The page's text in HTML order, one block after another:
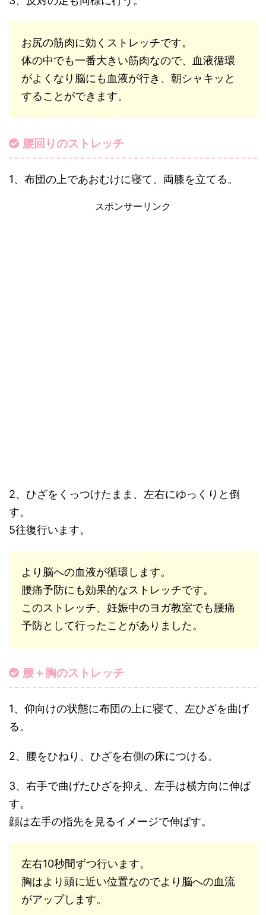
お尻の筋肉に効くストレッチです。
体の中でも一番大きい筋肉なので、血液循環
がよくなり脳にも血液が行き、朝シャキッと
することができます。
腰回りのストレッチ
1、布団の上であおむけに寝て、両膝を立てる。
スポンサーリンク
2、ひざをくっつけたまま、左右にゆっくりと倒
す。
5往復行います。
より脳への血液が循環します。
腰痛予防にも効果的なストレッチです。
このストレッチ、妊娠中のヨガ教室でも腰痛
予防として行ったことがありました。
腰＋胸のストレッチ
1、仰向けの状態に布団の上に寝て、左ひざを曲げ
る。
2、腰をひねり、ひざを右側の床につける。
3、右手で曲げたひざを抑え、左手は横方向に伸ば
す。
顔は左手の指先を見るイメージで伸ばす。
左右10秒間ずつ行います。
胸はより頭に近い位置なのでより脳への血流
がアップします。